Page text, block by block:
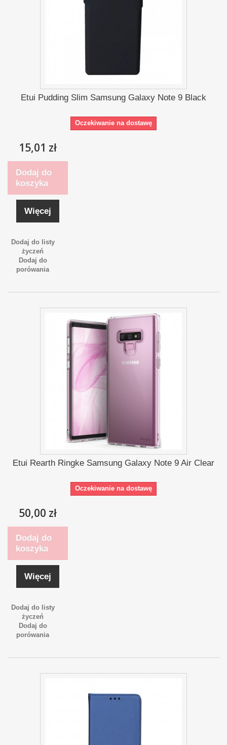
Etui Pudding Slim Samsung Galaxy Note 9 Black
Oczekiwanie na dostawę
15,01 zł
Dodaj do
koszyka
Więcej
Dodaj do listy
życzeń
Dodaj do
porówania
Etui Rearth Ringke Samsung Galaxy Note 9 Air Clear
Oczekiwanie na dostawę
50,00 zł
Dodaj do
koszyka
Więcej
Dodaj do listy
życzeń
Dodaj do
porówania